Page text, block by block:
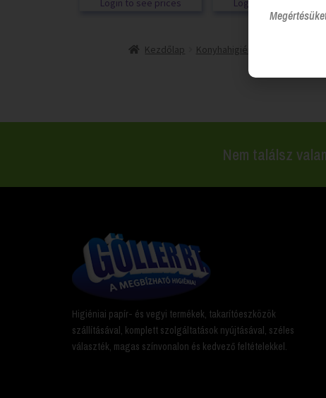
Login to see prices Login to see prices
Kezdőlap Konyhahigiénia
Nem találsz
Higiéniai papír- és vegyi termékek, takarítóeszközök
szállításával, komplett szolgáltatások nyújtásával, széles
választék, magas színvonalon és kedvező feltételekkel.